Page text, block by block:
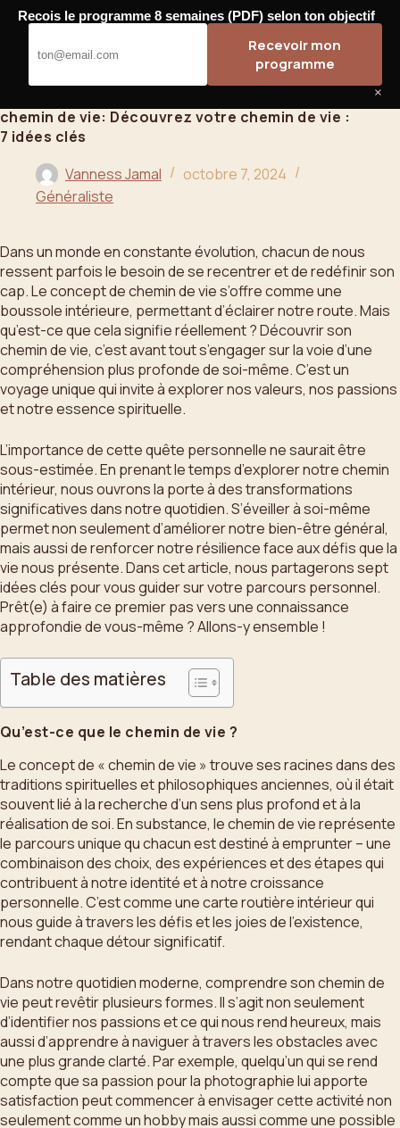
Passer
contenu
Bahoo
chemin de vie: Découvrez votre chemin de vie :
7 idées clés
Vanness Jamal
octobre 7, 2024
Généraliste
Dans un monde en constante évolution, chacun de nous
ressent parfois le besoin de se recentrer et de redéfinir son
cap. Le concept de chemin de vie s’offre comme une
boussole intérieure, permettant d’éclairer notre route. Mais
qu’est-ce que cela signifie réellement ? Découvrir son
chemin de vie, c’est avant tout s’engager sur la voie d’une
compréhension plus profonde de soi-même. C’est un
voyage unique qui invite à explorer nos valeurs, nos passions
et notre essence spirituelle.
L’importance de cette quête personnelle ne saurait être
sous-estimée. En prenant le temps d’explorer notre chemin
intérieur, nous ouvrons la porte à des transformations
significatives dans notre quotidien. S’éveiller à soi-même
permet non seulement d’améliorer notre bien-être général,
mais aussi de renforcer notre résilience face aux défis que la
vie nous présente. Dans cet article, nous partagerons sept
idées clés pour vous guider sur votre parcours personnel.
Prêt(e) à faire ce premier pas vers une connaissance
approfondie de vous-même ? Allons-y ensemble !
Table des matières
Qu’est-ce que le chemin de vie ?
Le concept de « chemin de vie » trouve ses racines dans des
traditions spirituelles et philosophiques anciennes, où il était
souvent lié à la recherche d’un sens plus profond et à la
réalisation de soi. En substance, le chemin de vie représente
le parcours unique qu chacun est destiné à emprunter – une
combinaison des choix, des expériences et des étapes qui
contribuent à notre identité et à notre croissance
personnelle. C’est comme une carte routière intérieur qui
nous guide à travers les défis et les joies de l’existence,
rendant chaque détour significatif.
Dans notre quotidien moderne, comprendre son chemin de
vie peut revêtir plusieurs formes. Il s’agit non seulement
d’identifier nos passions et ce qui nous rend heureux, mais
aussi d’apprendre à naviguer à travers les obstacles avec
une plus grande clarté. Par exemple, quelqu’un qui se rend
compte que sa passion pour la photographie lui apporte
satisfaction peut commencer à envisager cette activité non
seulement comme un hobby mais aussi comme une possible
Recois le programme 8 semaines (PDF) selon ton objectif
Recevoir mon
programme
×